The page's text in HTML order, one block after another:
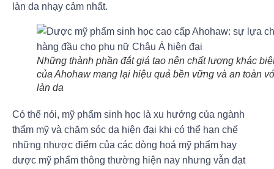
làn da nhạy cảm nhất.
Những thành phần đắt giá tạo nên chất lượng khác
của Ahohaw mang lại hiệu quả bền vững và an toàn
làn da
Có thể nói, mỹ phẩm sinh học là xu hướng của ngành
thẩm mỹ và chăm sóc da hiện đại khi có thể hạn chế
những nhược điểm của các dòng hoá mỹ phẩm hay
dược mỹ phẩm thông thường hiện nay nhưng vẫn đạt